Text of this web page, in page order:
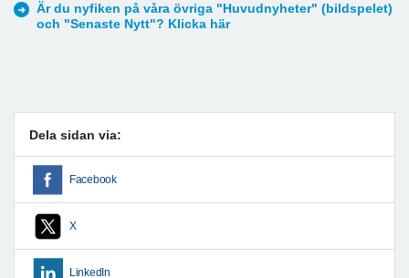
Är du nyfiken på våra övriga "Huvudnyheter" (bildspelet)
och "Senaste Nytt"? Klicka här
Dela sidan via:
Facebook
X
LinkedIn